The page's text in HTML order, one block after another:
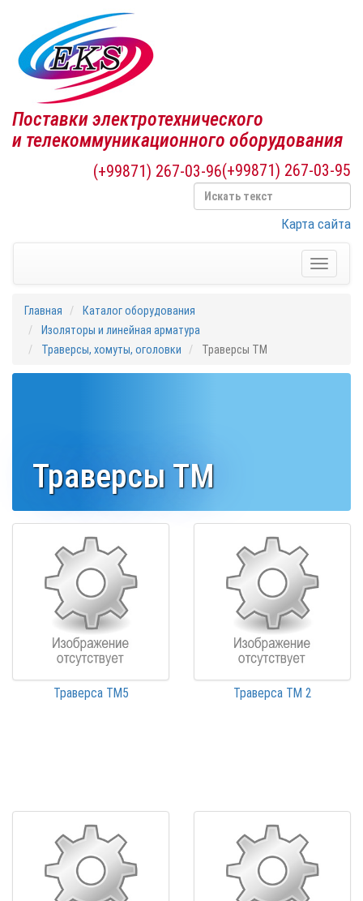
Поставки электротехнического
и телекоммуникационного оборудования
(+99871) 267-03-95
(+99871) 267-03-96
Карта сайта
Toggle
Главная
Каталог оборудования
Изоляторы и линейная арматура
Траверсы, хомуты, оголовки
Траверсы ТМ
Траверсы ТМ
Траверса ТМ5 Траверса ТМ 2